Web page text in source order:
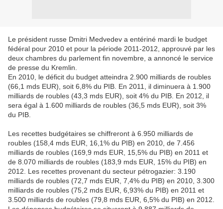
Le président russe Dmitri Medvedev a entériné mardi le budget
fédéral pour 2010 et pour la période 2011-2012, approuvé par les
deux chambres du parlement fin novembre, a annoncé le service
de presse du Kremlin.
En 2010, le déficit du budget atteindra 2.900 milliards de roubles
(66,1 mds EUR), soit 6,8% du PIB. En 2011, il diminuera à 1.900
milliards de roubles (43,3 mds EUR), soit 4% du PIB. En 2012, il
sera égal à 1.600 milliards de roubles (36,5 mds EUR), soit 3%
du PIB.
Les recettes budgétaires se chiffreront à 6.950 milliards de
roubles (158,4 mds EUR, 16,1% du PIB) en 2010, de 7.456
milliards de roubles (169,9 mds EUR, 15,5% du PIB) en 2011 et
de 8.070 milliards de roubles (183,9 mds EUR, 15% du PIB) en
2012. Les recettes provenant du secteur pétrogazier: 3.190
milliards de roubles (72,7 mds EUR, 7,4% du PIB) en 2010, 3.300
milliards de roubles (75,2 mds EUR, 6,93% du PIB) en 2011 et
3.500 milliards de roubles (79,8 mds EUR, 6,5% du PIB) en 2012.